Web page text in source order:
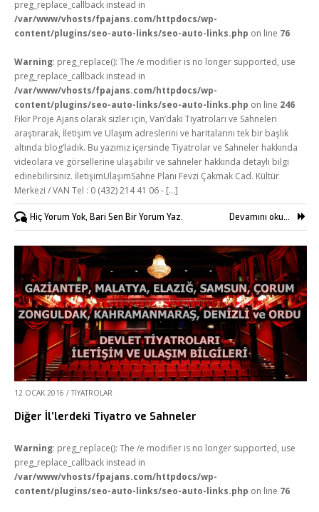
preg_replace_callback instead in
/var/www/vhosts/fpajans.com/httpdocs/wp-
content/plugins/seo-auto-links/seo-auto-links.php on line 76
Warning: preg_replace(): The /e modifier is no longer supported, use
preg_replace_callback instead in
/var/www/vhosts/fpajans.com/httpdocs/wp-
content/plugins/seo-auto-links/seo-auto-links.php on line 246
Fikir Proje Ajans olarak sizler için, Van’daki Tiyatroları ve Sahneleri
araştırarak, İletişim ve Ulaşım adreslerini ve haritalarını tek bir başlık
altında blog’ladık. Bu yazımız içersinde Tiyatrolar ve Sahneler hakkında
videolara ve görsellerine ulaşabilir ve sahneler hakkında detaylı bilgi
edinebilirsiniz. İletişimUlaşımSahne Planı Fevzi Çakmak Cad. Kültür
Merkezi / VAN Tel : 0 (432) 214 41 06 - [...]
Hiç Yorum Yok, Bari Sen Bir Yorum Yaz. Devamını oku...
12 OCAK 2016 /TIYATROLAR
Diğer İl’lerdeki Tiyatro ve Sahneler
Warning: preg_replace(): The /e modifier is no longer supported, use
preg_replace_callback instead in
/var/www/vhosts/fpajans.com/httpdocs/wp-
content/plugins/seo-auto-links/seo-auto-links.php on line 76